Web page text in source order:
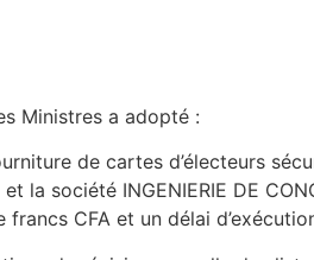
Ministres a adopté :
de cartes d’électeurs
société INGENIERIE DE
CFA et un délai